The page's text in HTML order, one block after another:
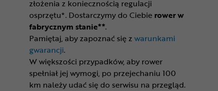
złożenia z koniecznością regulacji
osprzętu*. Dostarczymy do Ciebie rower w
fabrycznym stanie**.
Pamiętaj, aby zapoznać się z warunkami
gwarancji.
W większości przypadków, aby rower
spełniał jej wymogi, po przejechaniu 100
km należy udać się do serwisu na przegląd.